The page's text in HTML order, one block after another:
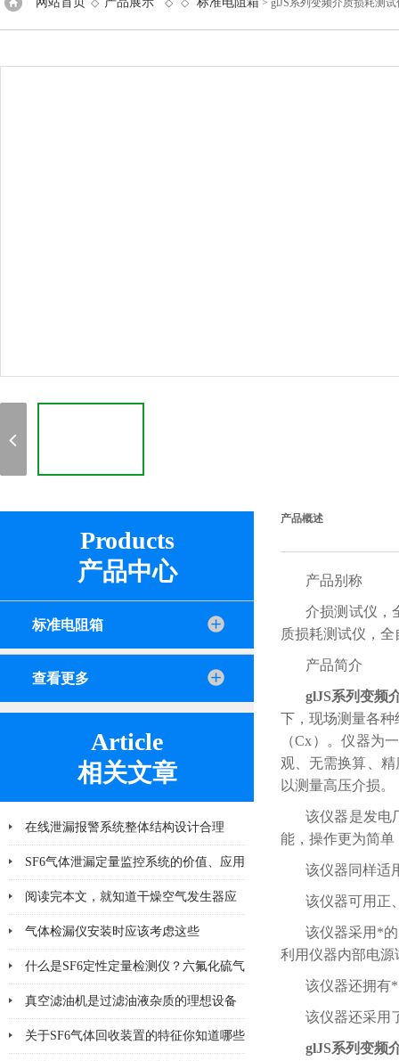
◇ ◇ ◇ > glJS系列变频介质损耗测试
Products
产品中心
标准电阻箱
查看更多
Article
相关文章
在线泄漏报警系统整体结构设计合理
SF6气体泄漏定量监控系统的价值、应用
及未来发展趋势
阅读完本文，就知道干燥空气发生器应
该注意哪几点小问题
气体检漏仪安装时应该考虑这些
什么是SF6定性定量检测仪？六氟化硫气
体检测设备
真空滤油机是过滤油液杂质的理想设备
关于SF6气体回收装置的特征你知道哪些
产品概述
产品别称
介损测试仪，
质损耗测试仪，
产品简介
glJS系列变频
下，现场测量各
（Cx）。仪器为
观、无需换算、
以测量高压介损。
该仪器是发电
能，操作更为简
该仪器同样适
该仪器可用正
该仪器采用*
利用仪器内部电源
该仪器还拥有
该仪器还采用
glJS系列变频